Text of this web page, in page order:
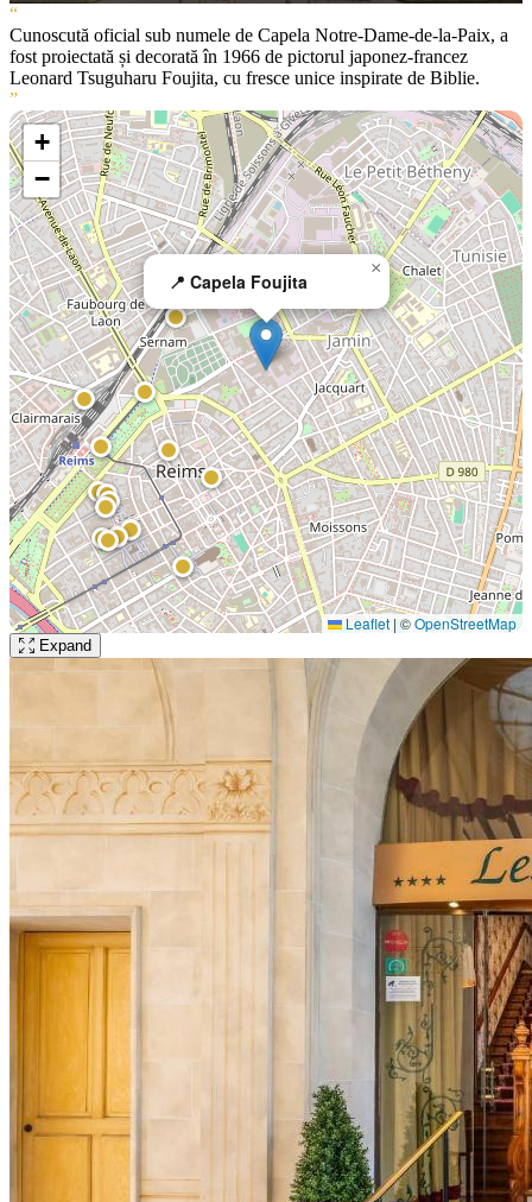
“
Cunoscută oficial sub numele de Capela Notre-Dame-de-la-Paix, a
fost proiectată și decorată în 1966 de pictorul japonez-francez
Leonard Tsuguharu Foujita, cu fresce unice inspirate de Biblie.
”
📍 Capela Foujita
×
+
−
Leaflet | ©OpenStreetMap
Expand